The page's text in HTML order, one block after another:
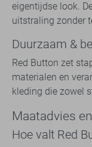
eigentijdse look.
uitstraling zonder
Duurzaam &
Red Button zet
materialen en
kleding die zowel
Maatadvies
Hoe valt Red